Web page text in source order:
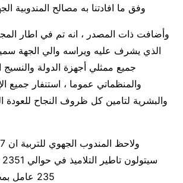
وفق ما افادتنا به مصالح المندوبية
وأضافت ذات المصدر ، انه تم في اطار
الذي يشرف عليه ويراسه والي الجهة
جميع ممثلي أجهزة الدولة والنسيج
والمنظماتي عموما ، استنفار جميع
والبشرية لتامين كل ظروف النجاح
235 عامل بمختلف تلك المدارس